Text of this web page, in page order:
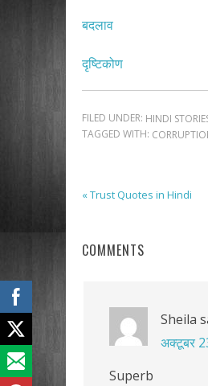
बदलाव
दृष्टिकोण
FILED UNDER: HINDI
TAGGED WITH:
« Trust Quotes in Hindi
COMMENTS
Sheila
अक्टूबर
Superb